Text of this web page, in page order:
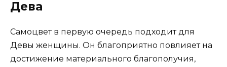
Дева
Самоцвет в первую очередь подходит для
Девы женщины. Он благоприятно повлияет на
достижение материального благополучия,